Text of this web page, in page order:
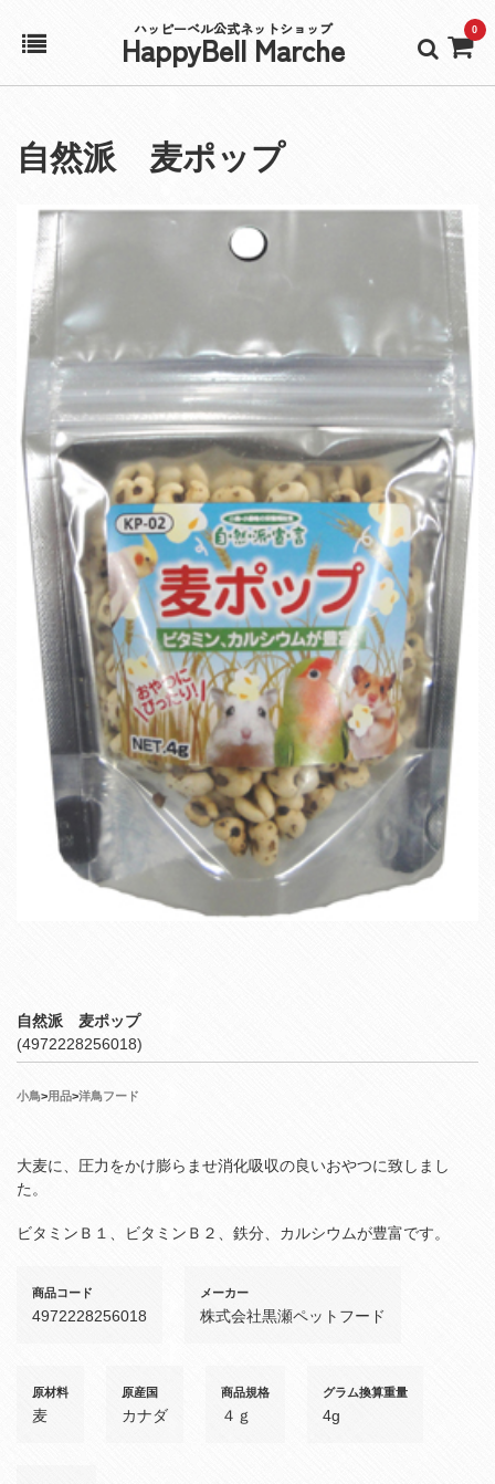
ハッピーベル公式ネットショップ
HappyBell Marche 0
アカウント
カート
自然派 麦ポップ
自然派 麦ポップ
(4972228256018)
小鳥>用品>洋鳥フード
大麦に、圧力をかけ膨らませ消化吸収の良いおやつに致しまし
た。
ビタミンＢ１、ビタミンＢ２、鉄分、カルシウムが豊富です。
商品コード
4972228256018
メーカー
株式会社黒瀬ペットフード
原材料
麦
原産国
カナダ
商品規格
４ｇ
グラム換算重量
4g